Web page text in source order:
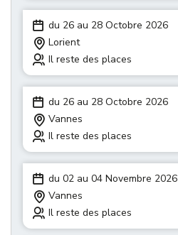
du 26 au 28 Octobre 2026
Lorient
Il reste des places
du 26 au 28 Octobre 2026
Vannes
Il reste des places
du 02 au 04 Novembre 2026
Vannes
Il reste des places